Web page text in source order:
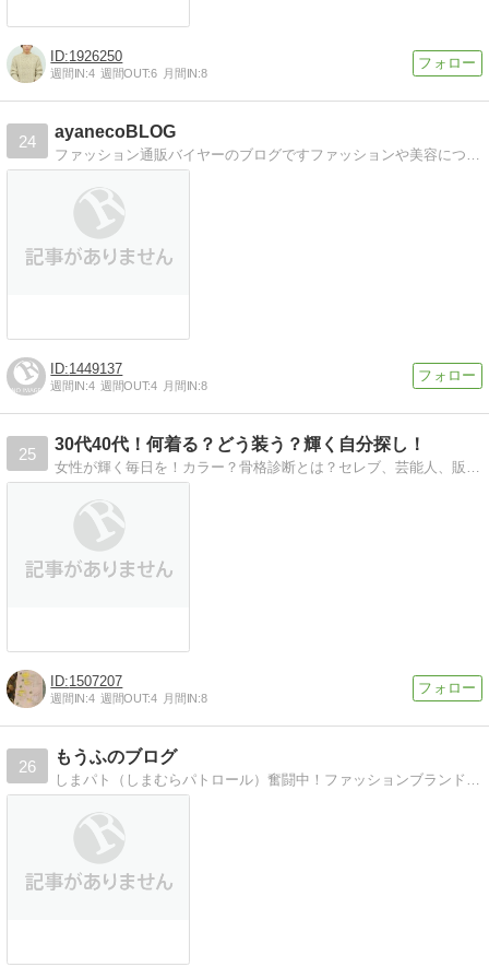
1926250
週間IN:4 週間OUT:6 月間IN:8
24
ayanecoBLOG
1449137
週間IN:4 週間OUT:4 月間IN:8
25
30代40代！何着る？どう装う？輝く自分探し！
1507207
週間IN:4 週間OUT:4 月間IN:8
26
もうふのブログ